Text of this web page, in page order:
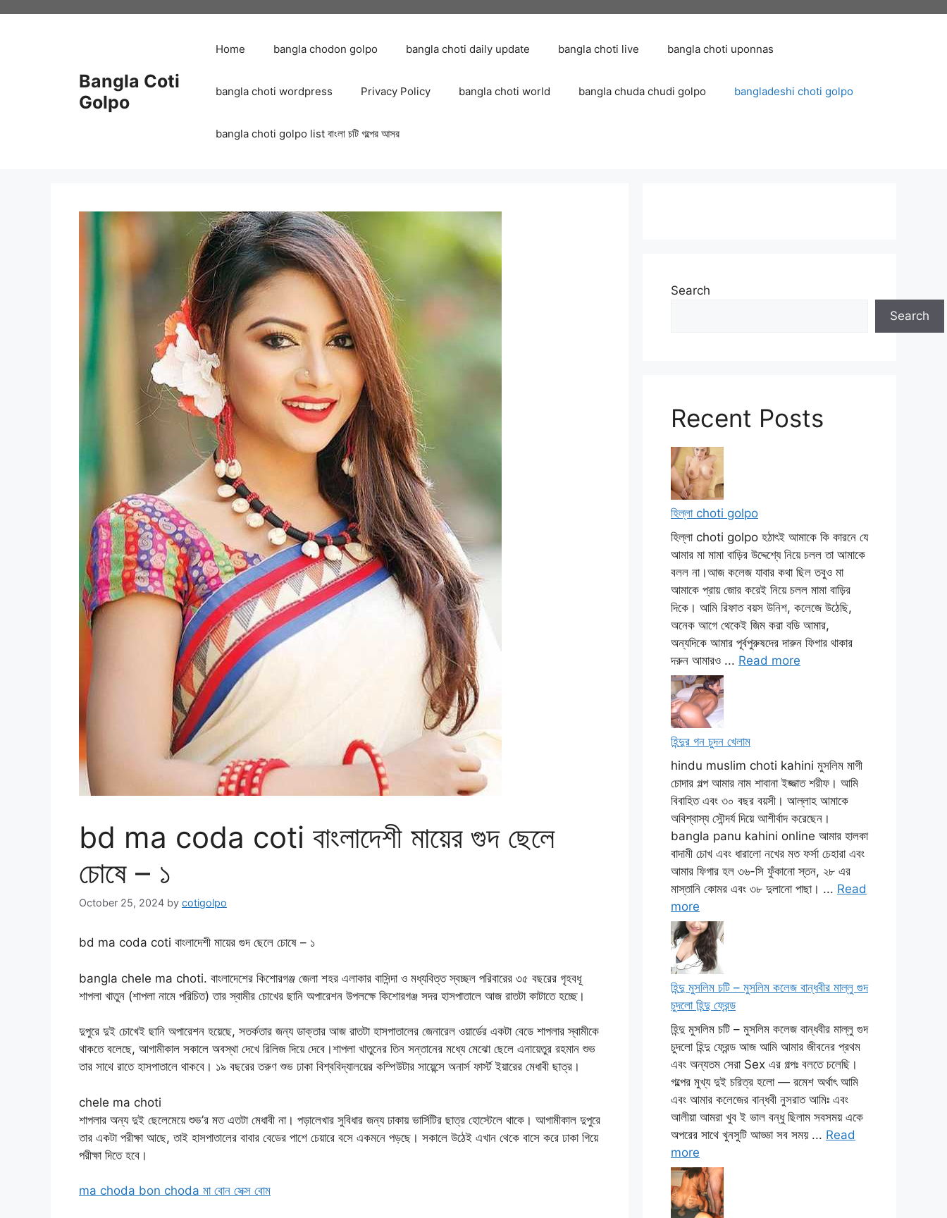
Bangla Coti
Golpo
Home bangla chodon golpo bangla choti daily update bangla choti live bangla choti uponnas
bangla choti wordpress Privacy Policy bangla choti world bangla chuda chudi golpo bangladeshi choti golpo
bangla choti golpo list বাংলা চটি গল্পের আসর
bd ma coda coti বাংলাদেশী মায়ের গুদ ছেলে
চোষে – ১
October 25, 2024 by cotigolpo
bd ma coda coti বাংলাদেশী মায়ের গুদ ছেলে চোষে – ১
bangla chele ma choti. বাংলাদেশের কিশোরগঞ্জ জেলা শহর এলাকার বাসিন্দা ও মধ্যবিত্ত স্বচ্ছল পরিবারের ৩৫ বছরের গৃহবধূ
শাপলা খাতুন (শাপলা নামে পরিচিত) তার স্বামীর চোখের ছানি অপারেশন উপলক্ষে কিশোরগঞ্জ সদর হাসপাতালে আজ রাতটা কাটাতে হচ্ছে।
দুপুরে দুই চোখেই ছানি অপারেশন হয়েছে, সতর্কতার জন্য ডাক্তার আজ রাতটা হাসপাতালের জেনারেল ওয়ার্ডের একটা বেডে শাপলার স্বামীকে
থাকতে বলেছে, আগামীকাল সকালে অবস্থা দেখে রিলিজ দিয়ে দেবে।শাপলা খাতুনের তিন সন্তানের মধ্যে মেঝো ছেলে এনায়েতুর রহমান শুভ
তার সাথে রাতে হাসপাতালে থাকবে। ১৯ বছরের তরুণ শুভ ঢাকা বিশ্ববিদ্যালয়ের কম্পিউটার সায়েন্সে অনার্স ফার্স্ট ইয়ারের মেধাবী ছাত্র।
chele ma choti
শাপলার অন্য দুই ছেলেমেয়ে শুভ’র মত এতটা মেধাবী না। পড়ালেখার সুবিধার জন্য ঢাকায় ভার্সিটির ছাত্র হোস্টেলে থাকে। আগামীকাল দুপুরে
তার একটা পরীক্ষা আছে, তাই হাসপাতালের বাবার বেডের পাশে চেয়ারে বসে একমনে পড়ছে। সকালে উঠেই এখান থেকে বাসে করে ঢাকা গিয়ে
পরীক্ষা দিতে হবে।
ma choda bon choda মা বোন সেক্স বোম
Search
Search
Recent Posts
হিল্লা choti golpo
হিল্লা choti golpo হঠাৎই আমাকে কি কারনে যে
আমার মা মামা বাড়ির উদ্দেশ্যে নিয়ে চলল তা আমাকে
বলল না।আজ কলেজ যাবার কথা ছিল তবুও মা
আমাকে প্রায় জোর করেই নিয়ে চলল মামা বাড়ির
দিকে। আমি রিফাত বয়স উনিশ, কলেজে উঠেছি,
অনেক আগে থেকেই জিম করা বডি আমার,
অন্যদিকে আমার পূর্বপুরুষদের দারুন ফিগার থাকার
দরুন আমারও ... Read more
হিন্দুর গন চুদন খেলাম
hindu muslim choti kahini মুসলিম মাগী
চোদার গল্প আমার নাম শাবানা ইজ্জাত শরীফ। আমি
বিবাহিত এবং ৩০ বছর বয়সী। আল্লাহ আমাকে
অবিশ্বাস্য সৌন্দর্য দিয়ে আশীর্বাদ করেছেন।
bangla panu kahini online আমার হালকা
বাদামী চোখ এবং ধারালো নখের মত ফর্সা চেহারা এবং
আমার ফিগার হল ৩৬-সি ফুঁকানো স্তন, ২৮ এর
মাস্তানি কোমর এবং ৩৮ দুলানো পাছা। ... Read
more
হিন্দু মুসলিম চটি – মুসলিম কলেজ বান্ধবীর মাল্লু গুদ
চুদলো হিন্দু ফ্রেন্ড
হিন্দু মুসলিম চটি – মুসলিম কলেজ বান্ধবীর মাল্লু গুদ
চুদলো হিন্দু ফ্রেন্ড আজ আমি আমার জীবনের প্রথম
এবং অন্যতম সেরা Sex এর গল্পঃ বলতে চলেছি।
গল্পের মুখ্য দুই চরিত্র হলো — রমেশ অর্থাৎ আমি
এবং আমার কলেজের বান্ধবী নুসরাত আমিঃ এবং
আলীয়া আমরা খুব ই ভাল বন্ধু ছিলাম সবসময় একে
অপরের সাথে খুনসুটি আড্ডা সব সময় ... Read
more